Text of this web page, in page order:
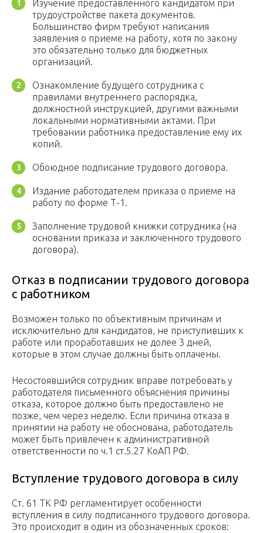
Изучение предоставленного кандидатом при
трудоустройстве пакета документов.
Большинство фирм требуют написания
заявления о приеме на работу, хотя по закону
это обязательно только для бюджетных
организаций.
Ознакомление будущего сотрудника с
правилами внутреннего распорядка,
должностной инструкцией, другими важными
локальными нормативными актами. При
требовании работника предоставление ему их
копий.
Обоюдное подписание трудового договора.
Издание работодателем приказа о приеме на
работу по форме Т-1.
Заполнение трудовой книжки сотрудника (на
основании приказа и заключенного трудового
договора).
Отказ в подписании трудового договора
с работником
Возможен только по объективным причинам и
исключительно для кандидатов, не приступивших к
работе или проработавших не долее 3 дней,
которые в этом случае должны быть оплачены.
Несостоявшийся сотрудник вправе потребовать у
работодателя письменного объяснения причины
отказа, которое должно быть предоставлено не
позже, чем через неделю. Если причина отказа в
принятии на работу не обоснована, работодатель
может быть привлечен к административной
ответственности по ч.1 ст.5.27 КоАП РФ.
Вступление трудового договора в силу
Ст. 61 ТК РФ регламентирует особенности
вступления в силу подписанного трудового договора.
Это происходит в один из обозначенных сроков: